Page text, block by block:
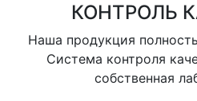
КОНТРОЛЬ
Наша продукция
Система контроля
собственная